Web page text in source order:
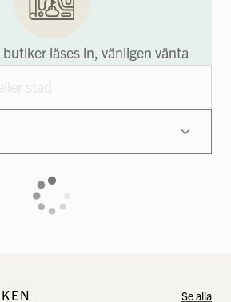
läses in, vänligen vänta
Se alla